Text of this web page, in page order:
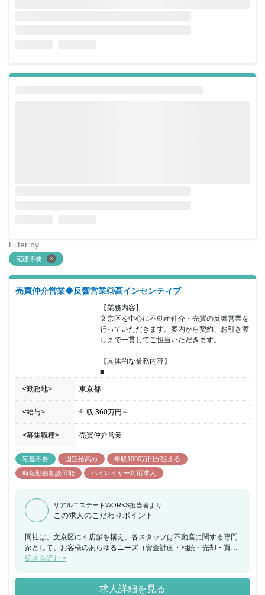
Filter by
宅建不要
売買仲介営業◆反響営業◎高インセンティブ
【業務内容】
文京区を中心に不動産仲介・売買の反響営業を
行っていただきます。案内から契約、お引き渡
しまで一貫してご担当いただきます。
【具体的な業務内容】
■...
<勤務地> 東京都
<給与> 年収 360万円 ～
<募集職種> 売買仲介営業
宅建不要 固定給高め
年収1000万円が狙える
時短勤務相談可能
ハイレイヤー対応求人
リアルエステートWORKS担当者より
この求人のこだわりポイント
同社は、文京区に４店舗を構え、各スタッフは不動産に関する専門
家として、お客様のあらゆるニーズ（資金計画・相続・売却・買
取・買い替え等）にお応えしております。またご購入に際して利用
安を解決できる窓口も用意しております。今回の募集では、不動産
仲介・売買の反響営業として未経験者から経験者まで幅広く採用
続きを読む >
求人詳細を見る